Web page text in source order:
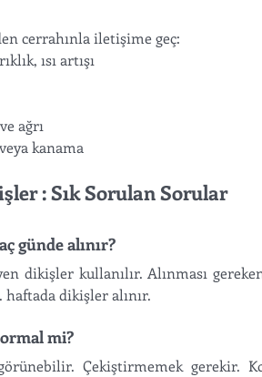
cerrahınla iletişime geç:
ısı artışı
ağrı
kanama
: Sık Sorulan Sorular
günde alınır?
dikişler kullanılır. Alınması
dikişler alınır.
mi?
Çekiştirmemek gerekir.